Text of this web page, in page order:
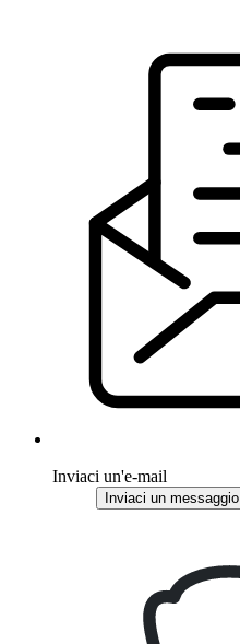
Inviaci un'e-mail
Inviaci un messaggio